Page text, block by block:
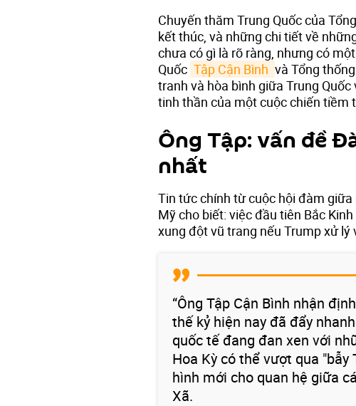
Chuyến thăm Trung Quốc của
kết thúc, và những chi tiết về
chưa có gì là rõ ràng, nhưng có
Quốc Tập Cận Bình và Tổng
tranh và hòa bình giữa Trung
tinh thần của một cuộc chiến tiềm
Ông Tập: vấn đề
nhất
Tin tức chính từ cuộc hội đàm
Mỹ cho biết: việc đầu tiên Bắc
xung đột vũ trang nếu Trump xử lý
“Ông Tập Cận Bình nhận
thế kỷ hiện nay đã đẩy
quốc tế đang đan xen với
Hoa Kỳ có thể vượt qua
hình mới cho quan hệ giữa
Xã.